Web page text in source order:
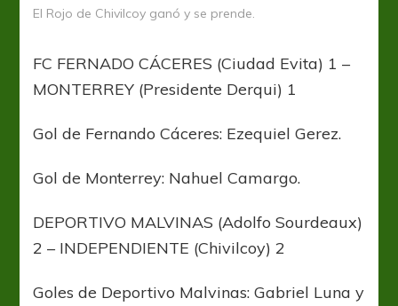
El Rojo de Chivilcoy ganó y se prende.
FC FERNADO CÁCERES (Ciudad Evita) 1 –
MONTERREY (Presidente Derqui) 1
Gol de Fernando Cáceres: Ezequiel Gerez.
Gol de Monterrey: Nahuel Camargo.
DEPORTIVO MALVINAS (Adolfo Sourdeaux)
2 – INDEPENDIENTE (Chivilcoy) 2
Goles de Deportivo Malvinas: Gabriel Luna y